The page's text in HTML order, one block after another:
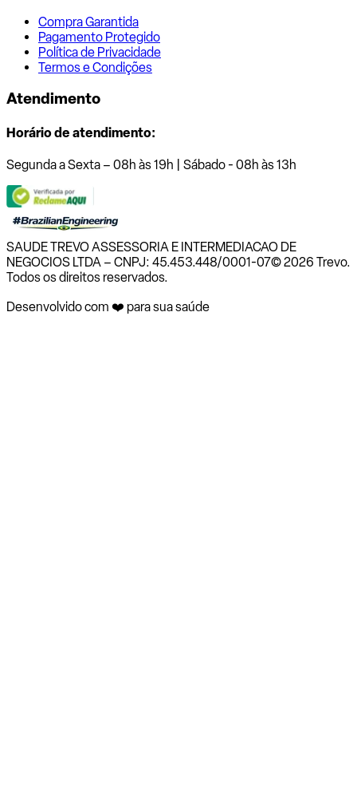
Compra Garantida
Pagamento Protegido
Política de Privacidade
Termos e Condições
Atendimento
Horário de atendimento:
Segunda a Sexta – 08h às 19h | Sábado - 08h às 13h
SAUDE TREVO ASSESSORIA E INTERMEDIACAO DE
NEGOCIOS LTDA – CNPJ: 45.453.448/0001-07© 2026 Trevo.
Todos os direitos reservados.
Desenvolvido com ❤️ para sua saúde